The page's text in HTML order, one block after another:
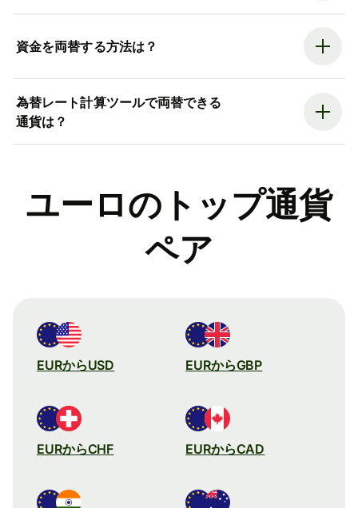
資金を両替する方法は？
為替レート計算ツールで両替できる
通貨は？
ユーロのトップ通貨
ペア
EURからUSD EURからGBP
EURからCHF EURからCAD